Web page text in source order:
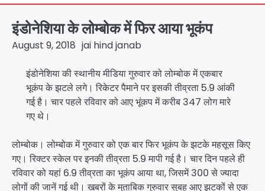
इंडोनेशिया के लोम्बोक में फिर आया भूकंप
August 9, 2018 jai hind janab
इंडोनेशिया की स्थानीय मीडिया गुरुवार को लोम्बोक में एकबार
भूकंप के झटले लगे। रिकेटर पैमाने पर इसकी तीव्रता 5.9 आंकी
गई है। चार पहले रविवार को आए भूंकप में करीब 347 लोग मारे
गए थे।
लोम्बोक। लोम्बोक में गुरुवार को एक बार फिर भूकंप के झटके महसूस किए
गए। रिक्टर स्केल पर इनकी तीव्रता 5.9 मापी गई है। चार दिन पहले ही
रविवार को यहां 6.9 तीव्रता का भूकंप आया था, जिसमें 300 से ज्यादा
लोगों की जानें गई थी। खबरों के मुताबिक गुरुवार सुबह आए झटकों से एक